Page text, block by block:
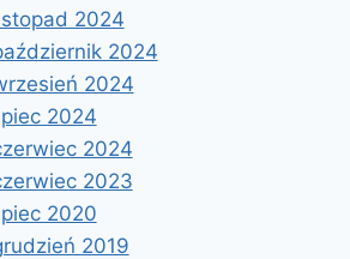
2024
2024
2024
2024
2024
2023
2020
2019